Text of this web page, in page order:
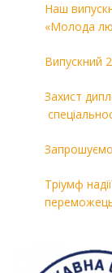
Наш
«Молода
Випускний
Захист
Тріумф